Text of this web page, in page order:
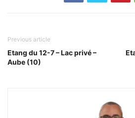
Previous article
Etang du 12-7 – Lac privé –
Aube (10)